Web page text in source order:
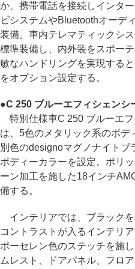
か、携帯電話を接続しインタ
ビシステムやBluetoothオーデ
装備。車内テレマティックシ
標準装備し、内外装をスポー
敏なハンドリングを実現する
をオプション設定する。
●C 250 ブルーエフィシェンシ
特別仕様車C 250 ブルーエ
は、5色のメタリック系のボ
別色のdesignoマグノナイト
ボディーカラーを設定。ポリ
ーン加工を施した18インチ
備する。
インテリアでは、ブラック
コントラストが入るインテリ
ポーセレン色のステッチを施
ムレスト、ドアパネル、フロ